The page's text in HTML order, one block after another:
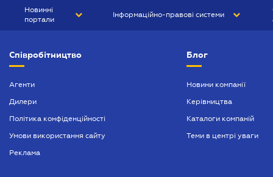
Новинні
портали
БІЗНЕС
Інформаційно-правові системи
БУХГАЛТЕР ПРОФ
Співробітництво
Агенти
Дилери
Політика конфіденційності
Умови використання сайту
Реклама
Блог
Новини компанії
Керівництва
Каталоги компаній
Теми в центрі уваги